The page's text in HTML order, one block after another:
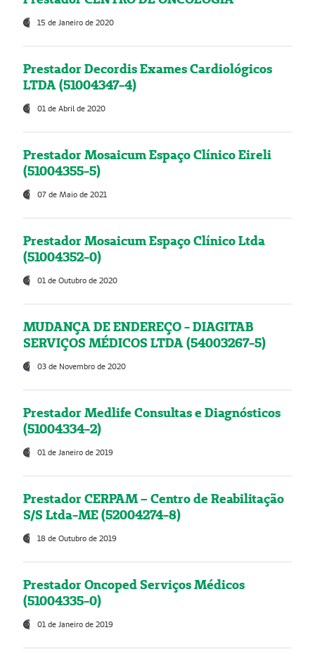
15 de Janeiro de 2020
Prestador Decordis Exames Cardiológicos
LTDA (51004347-4)
01 de Abril de 2020
Prestador Mosaicum Espaço Clínico Eireli
(51004355-5)
07 de Maio de 2021
Prestador Mosaicum Espaço Clínico Ltda
(51004352-0)
01 de Outubro de 2020
MUDANÇA DE ENDEREÇO - DIAGITAB
SERVIÇOS MÉDICOS LTDA (54003267-5)
03 de Novembro de 2020
Prestador Medlife Consultas e Diagnósticos
(51004334-2)
01 de Janeiro de 2019
Prestador CERPAM – Centro de Reabilitação
S/S Ltda-ME (52004274-8)
18 de Outubro de 2019
Prestador Oncoped Serviços Médicos
(51004335-0)
01 de Janeiro de 2019